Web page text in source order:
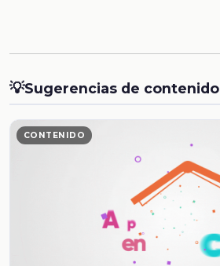
💡Sugerencias de contenido
CONTENIDO